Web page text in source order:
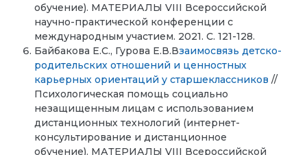
обучение). МАТЕРИАЛЫ VIII Всероссийской
научно-практической конференции с
международным участием. 2021. С. 121-128.
Байбакова Е.С., Гурова Е.В.Взаимосвязь детско-
родительских отношений и ценностных
карьерных ориентаций у старшеклассников //
Психологическая помощь социально
незащищенным лицам с использованием
дистанционных технологий (интернет-
консультирование и дистанционное
обучение). МАТЕРИАЛЫ VIII Всероссийской